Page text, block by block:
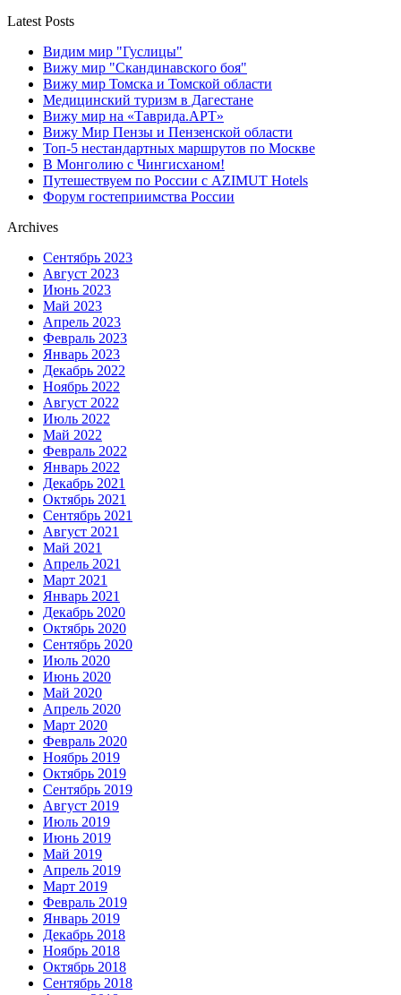
Latest Posts
Видим мир "Гуслицы"
Вижу мир "Скандинавского боя"
Вижу мир Томска и Томской области
Медицинский туризм в Дагестане
Вижу мир на «Таврида.АРТ»
Вижу Мир Пензы и Пензенской области
Топ-5 нестандартных маршрутов по Москве
В Монголию с Чингисханом!
Путешествуем по России с AZIMUT Hotels
Форум гостеприимства России
Archives
Сентябрь 2023
Август 2023
Июнь 2023
Май 2023
Апрель 2023
Февраль 2023
Январь 2023
Декабрь 2022
Ноябрь 2022
Август 2022
Июль 2022
Май 2022
Февраль 2022
Январь 2022
Декабрь 2021
Октябрь 2021
Сентябрь 2021
Август 2021
Май 2021
Апрель 2021
Март 2021
Январь 2021
Декабрь 2020
Октябрь 2020
Сентябрь 2020
Июль 2020
Июнь 2020
Май 2020
Апрель 2020
Март 2020
Февраль 2020
Ноябрь 2019
Октябрь 2019
Сентябрь 2019
Август 2019
Июль 2019
Июнь 2019
Май 2019
Апрель 2019
Март 2019
Февраль 2019
Январь 2019
Декабрь 2018
Ноябрь 2018
Октябрь 2018
Сентябрь 2018